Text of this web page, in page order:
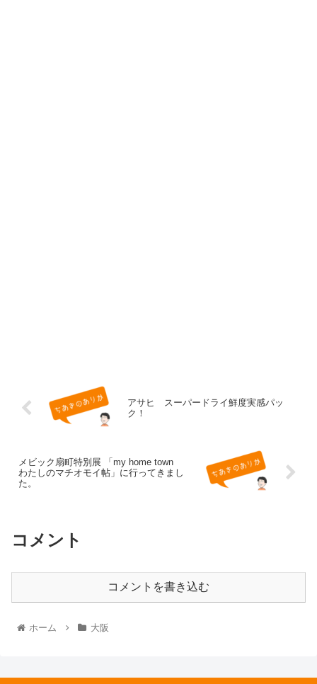
アサヒ スーパードライ鮮度実感パッ
ク！
メビック扇町特別展 「my home town
わたしのマチオモイ帖」に行ってきまし
た。
コメント
コメントを書き込む
ホーム 大阪